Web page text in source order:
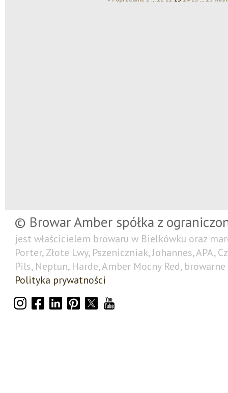
© Browar Amber spółka z
jest właścicielem browaru w Bielkówku oraz
Porter, Złote Lwy, Pszeniczniak, Johannes, APA,
Pils, Neptun, Harde, Amber Mocny Red,
Polityka prywatności